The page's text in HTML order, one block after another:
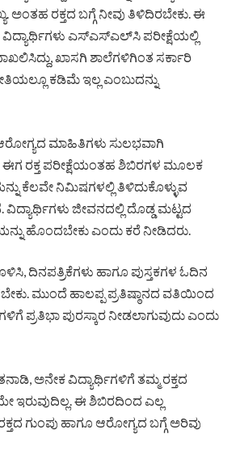
ಅಂತಹ ರಕ್ತದ ಬಗ್ಗೆ ನೀವು ತಿಳಿದಿರಬೇಕು. ಈ
ವಿದ್ಯಾರ್ಥಿಗಳು ಎಸ್‌ಎಸ್‌ಎಲ್‌ಸಿ ಪರೀಕ್ಷೆಯಲ್ಲಿ
ಖಾಸಗಿ ಶಾಲೆಗಳಿಗಿಂತ ಸರ್ಕಾರಿ
ಕಡಿಮೆ ಇಲ್ಲ ಎಂಬುದನ್ನು
ಮಾಹಿತಿಗಳು ಸುಲಭವಾಗಿ
ಈಗ ರಕ್ತ ಪರೀಕ್ಷೆಯಂತಹ ಶಿಬಿರಗಳ ಮೂಲಕ
ಕೆಲವೇ ನಿಮಿಷಗಳಲ್ಲಿ ತಿಳಿದುಕೊಳ್ಳುವ
ಜೀವನದಲ್ಲಿ ದೊಡ್ಡ ಮಟ್ಟದ
ಹೊಂದಬೇಕು ಎಂದು ಕರೆ ನೀಡಿದರು.
ದಿನಪತ್ರಿಕೆಗಳು ಹಾಗೂ ಪುಸ್ತಕಗಳ ಓದಿನ
ಮುಂದೆ ಹಾಲಪ್ಪ ಪ್ರತಿಷ್ಠಾನದ ವತಿಯಿಂದ
ಪ್ರತಿಭಾ ಪುರಸ್ಕಾರ ನೀಡಲಾಗುವುದು ಎಂದು
ಅನೇಕ ವಿದ್ಯಾರ್ಥಿಗಳಿಗೆ ತಮ್ಮ ರಕ್ತದ
ಇರುವುದಿಲ್ಲ. ಈ ಶಿಬಿರದಿಂದ ಎಲ್ಲ
ಗುಂಪು ಹಾಗೂ ಆರೋಗ್ಯದ ಬಗ್ಗೆ ಅರಿವು